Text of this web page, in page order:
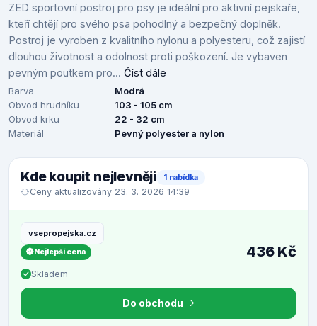
ZED sportovní postroj pro psy je ideální pro aktivní pejskaře,
kteří chtějí pro svého psa pohodlný a bezpečný doplněk.
Postroj je vyroben z kvalitního nylonu a polyesteru, což zajistí
dlouhou životnost a odolnost proti poškození. Je vybaven
pevným poutkem pro... Číst dále
Barva
Modrá
Obvod hrudníku
103 - 105 cm
Obvod krku
22 - 32 cm
Materiál
Pevný polyester a nylon
Kde koupit nejlevněji 1 nabídka
Ceny aktualizovány 23. 3. 2026 14:39
vsepropejska.cz
Nejlepší cena
Skladem
436 Kč
Do obchodu